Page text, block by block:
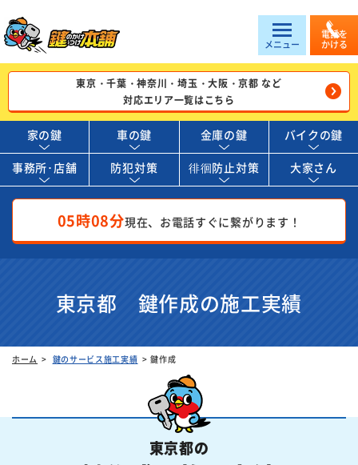
メニュー
電話を
かける
東京・千葉・神奈川・埼玉・大阪・京都 など
対応エリア一覧はこちら
家の鍵 車の鍵 金庫の鍵 バイクの鍵
事務所･店舗 防犯対策 徘徊防止対策 大家さん
05時08分現在、お電話すぐに繋がります！
東京都 鍵作成の施工実績
ホーム 鍵のサービス施工実績 鍵作成
東京都の